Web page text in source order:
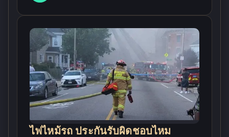
ไฟไหม้รถ ประกันรับผิดชอบไหม